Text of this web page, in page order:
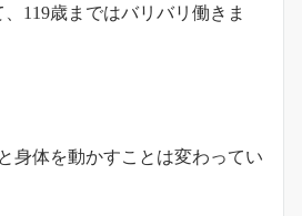
119歳まではバリバリ働きま
身体を動かすことは変わってい